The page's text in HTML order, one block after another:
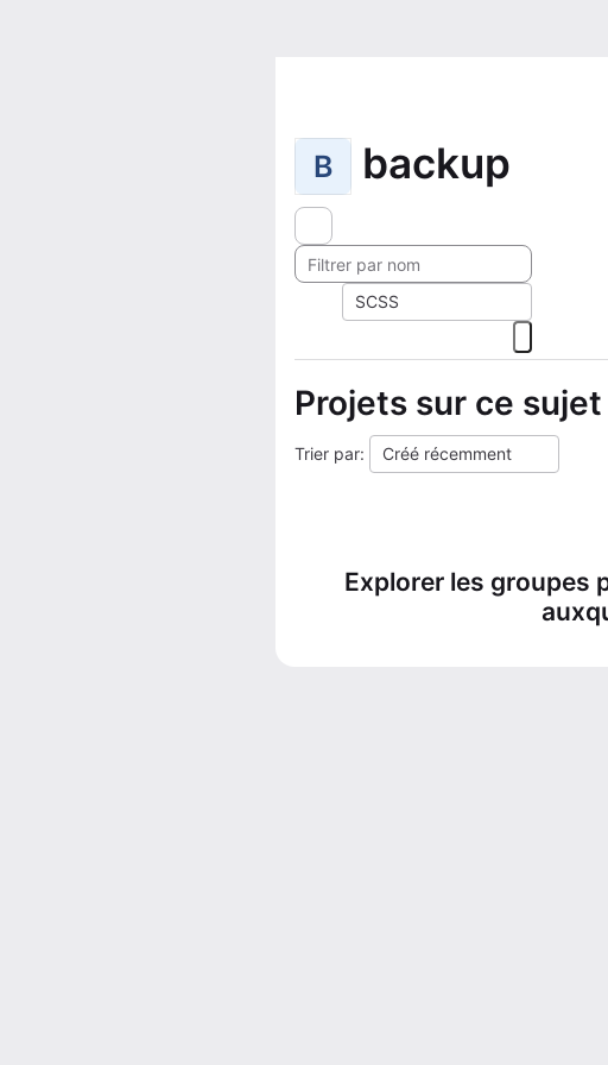
B backup
SCSS
Projets sur ce sujet
Trier par: Créé récemment
Explorer les groupes